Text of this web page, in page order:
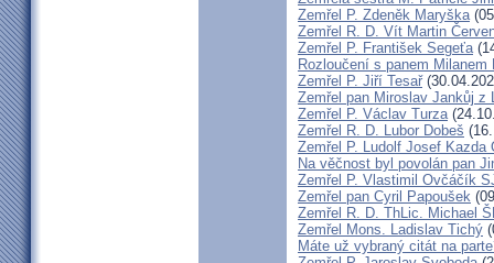
Zemřel P. Zdeněk Maryška
Zemřel R. D. Vít Martin
Zemřel P. František Segeťa
Rozloučení s panem Milanem
Zemřel P. Jiří Tesař
Zemřel pan Miroslav Jankůj z
Zemřel P. Václav Turza
Zemřel R. D. Lubor Dobeš
Zemřel P. Ludolf Josef Kazda
Na věčnost byl povolán pan
Zemřel P. Vlastimil Ovčáčík
Zemřel pan Cyril Papoušek
Zemřel R. D. ThLic. Michael
Zemřel Mons. Ladislav Tichý
Máte už vybraný citát na